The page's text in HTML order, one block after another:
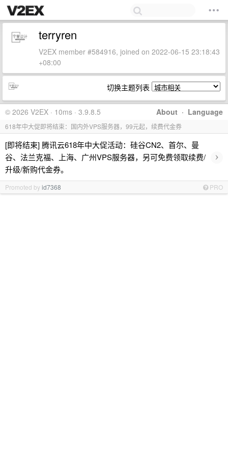
terryren
V2EX member #584916, joined on 2022-06-15 23:18:43
+08:00
切换主题列表
About · Language
© 2026 V2EX · 10ms · 3.9.8.5
618年中大促即将结束：国内外VPS服务器，99元起，续费代金券
[即将结束] 腾讯云618年中大促活动：硅谷CN2、首尔、曼
谷、法兰克福、上海、广州VPS服务器，另可免费领取续费/
升级/新购代金券。
›
Promoted byid7368 PRO